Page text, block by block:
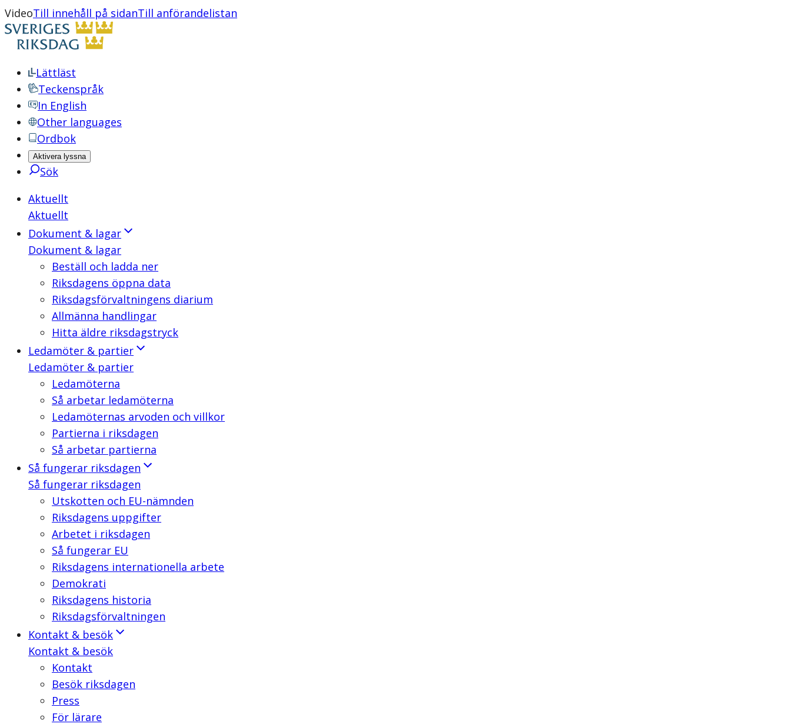
VideoTill innehåll på sidanTill anförandelistan
Lättläst
Teckenspråk
In English
Other languages
Ordbok
Aktivera lyssna
Sök
Aktuellt
Aktuellt
Dokument & lagar
Dokument & lagar
Beställ och ladda ner
Riksdagens öppna data
Riksdagsförvaltningens diarium
Allmänna handlingar
Hitta äldre riksdagstryck
Ledamöter & partier
Ledamöter & partier
Ledamöterna
Så arbetar ledamöterna
Ledamöternas arvoden och villkor
Partierna i riksdagen
Så arbetar partierna
Så fungerar riksdagen
Så fungerar riksdagen
Utskotten och EU-nämnden
Riksdagens uppgifter
Arbetet i riksdagen
Så fungerar EU
Riksdagens internationella arbete
Demokrati
Riksdagens historia
Riksdagsförvaltningen
Kontakt & besök
Kontakt & besök
Kontakt
Besök riksdagen
Press
För lärare